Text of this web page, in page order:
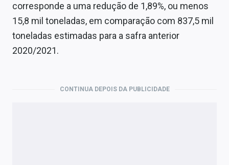
Economia
Empresas
Brasil
corresponde a uma redução de 1,89%, ou menos
15,8 mil toneladas, em comparação com 837,5 mil
toneladas estimadas para a safra anterior
2020/2021.
CONTINUA DEPOIS DA PUBLICIDADE